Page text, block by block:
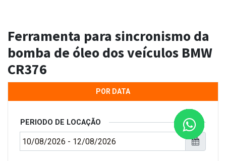
Ferramenta para sincronismo da
bomba de óleo dos veículos BMW
CR376
POR DATA
PERIODO DE LOCAÇÃO